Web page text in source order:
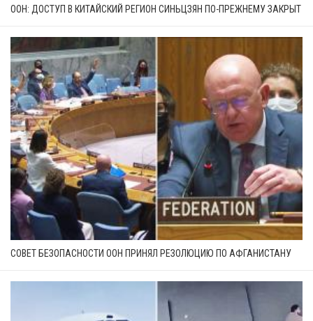
ООН: ДОСТУП В КИТАЙСКИЙ РЕГИОН СИНЬЦЗЯН ПО-ПРЕЖНЕМУ ЗАКРЫТ
СОВЕТ БЕЗОПАСНОСТИ ООН ПРИНЯЛ РЕЗОЛЮЦИЮ ПО АФГАНИСТАНУ